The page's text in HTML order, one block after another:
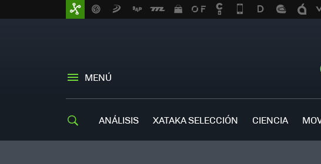
MENÚ
ANÁLISIS XATAKA SELECCIÓN CIENCIA